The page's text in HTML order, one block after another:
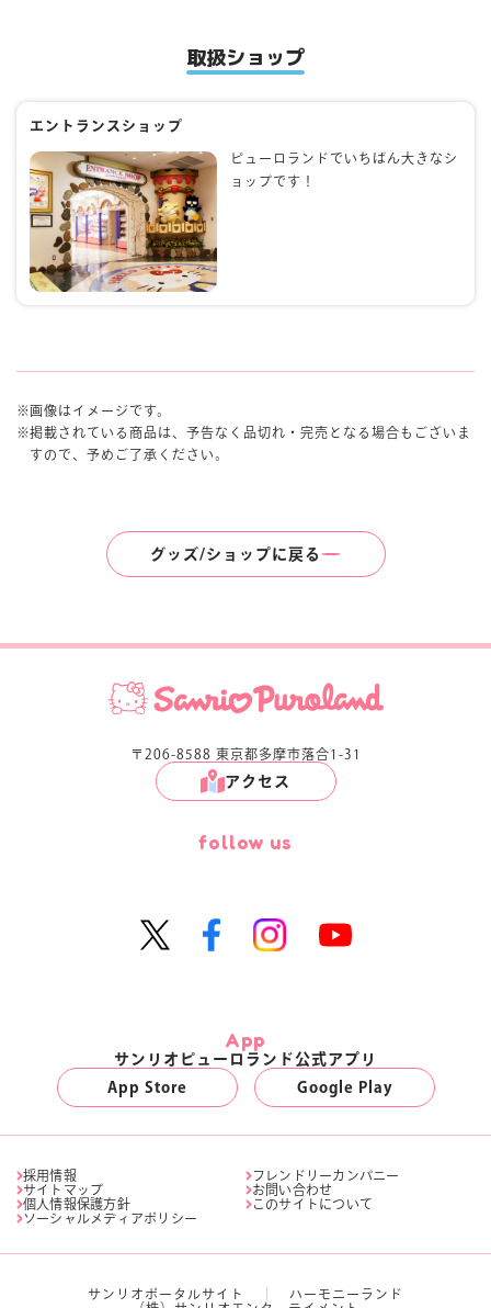
取扱ショップ
エントランスショップ
ピューロランドでいちばん大きなシ
ョップです！
画像はイメージです。
掲載されている商品は、予告なく品切れ・完売となる場合もございま
すので、予めご了承ください。
グッズ/ショップに戻る
〒206-8588 東京都多摩市落合1-31
アクセス
follow us
App
サンリオピューロランド公式アプリ
App Store
Google Play
採用情報
フレンドリーカンパニー
サイトマップ
お問い合わせ
個人情報保護方針
このサイトについて
ソーシャルメディアポリシー
サンリオポータルサイト
ハーモニーランド